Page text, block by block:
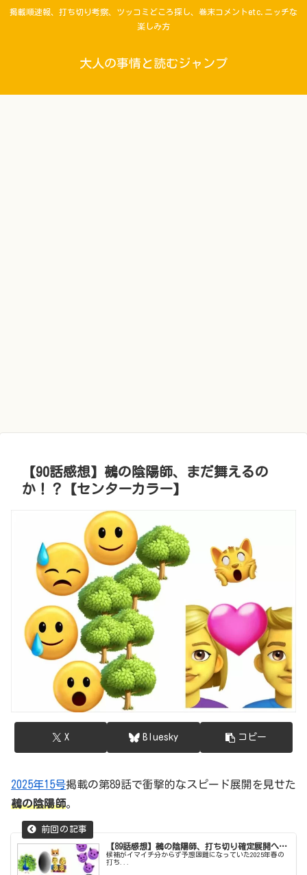
掲載順速報、打ち切り考察、ツッコミどころ探し、巻末コメントetc.ニッチな
楽しみ方
大人の事情と読むジャンプ
【90話感想】鵺の陰陽師、まだ舞えるの
か！？【センターカラー】
X Bluesky コピー
2025年15号掲載の第89話で衝撃的なスピード展開を見せた
鵺の陰陽師。
【89話感想】鵺の陰陽師、打ち切り確定展開へ…
候補がイマイチ分からず予想困難になっていた2025年春の
打ち...